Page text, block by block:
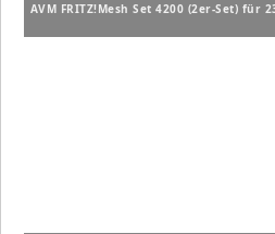
AVM FRITZ!Mesh Set 4200 (2er-Set) für